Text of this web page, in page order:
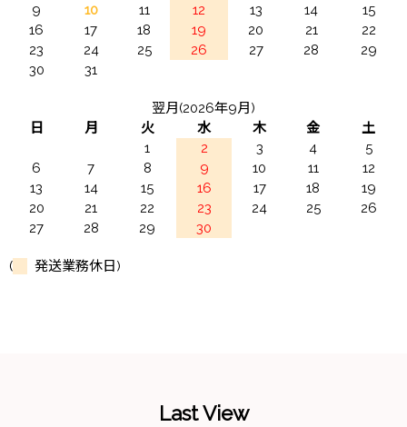
9
10 11 12 13 14
15
16
17 18 19 20 21
22
23
24 25 26 27 28
29
30
31
翌月(2026年9月)
日
月 火 水 木 金
土
1
2 3 4
5
6
7 8 9 10 11
12
13
14 15 16 17 18
19
20
21 22 23 24 25
26
27
28 29 30
( 発送業務休日)
Last View